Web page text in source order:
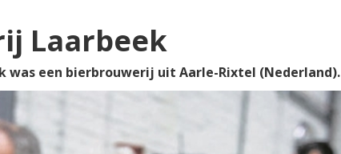
Laarbeek
was een bierbrouwerij uit Aarle-Rixtel (Nederland).